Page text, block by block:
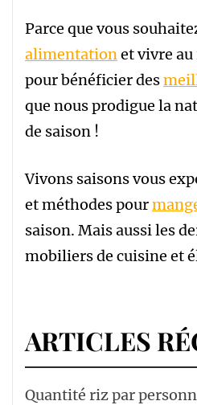
Parce que vous
alimentationet vivre
pour bénéficier des
que nous prodigue la
de saison !
Vivons saisons vous
et méthodes pour
saison. Mais aussi les
mobiliers de cuisine et
ARTICLES
Quantité riz par